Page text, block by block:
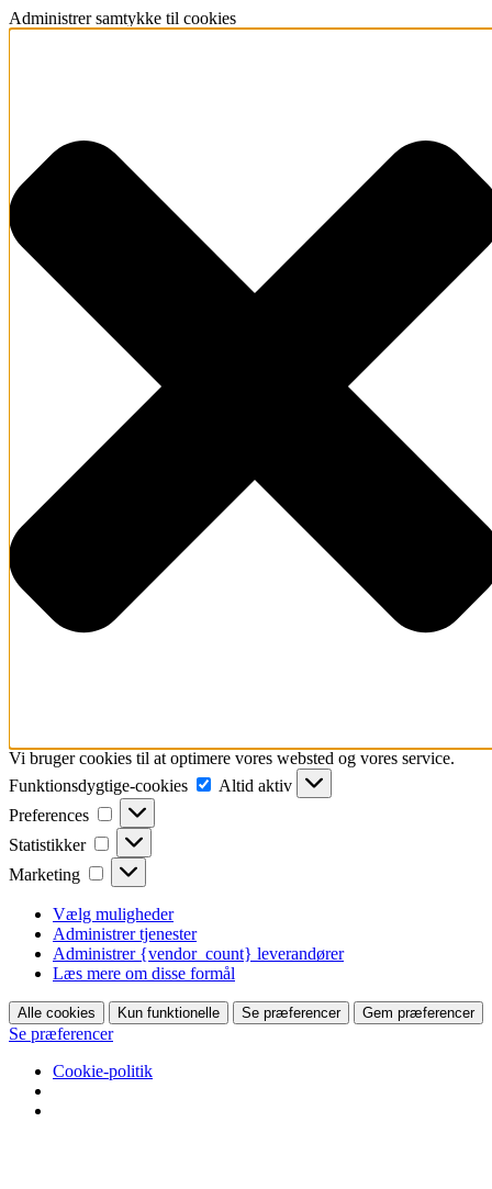
Administrer samtykke til cookies
Vi bruger cookies til at optimere vores websted og vores service.
Funktionsdygtige-cookies
Funktionsdygtige-
cookies
Altid aktiv
Preferences
Preferences
Statistikker Statistikker
Marketing Marketing
Vælg muligheder
Administrer tjenester
Administrer {vendor_count} leverandører
Læs mere om disse formål
Alle cookies Kun funktionelle Se præferencer Gem præferencer
Se præferencer
Cookie-politik